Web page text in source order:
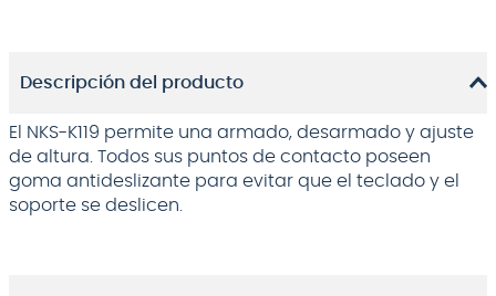
Descripción del producto
El NKS-K119 permite una armado, desarmado y ajuste
de altura. Todos sus puntos de contacto poseen
goma antideslizante para evitar que el teclado y el
soporte se deslicen.